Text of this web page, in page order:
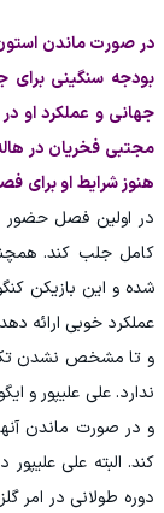
در صورت ماندن
بودجه سنگینی برای
جهانی و عملکرد او
مجتبی فخریان در
هنوز شرایط او
در اولین فصل حضور
کامل جلب کند.
شده و این بازیکن
عملکرد خوبی ارائه
و تا مشخص نشدن
ندارد. علی علیپور و
و در صورت ماندن
کند. البته علی
دوره طولانی در امر